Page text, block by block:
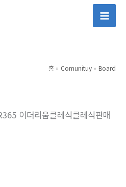
Main
홈 Comunituy Board
이더리움클레식클레식판매